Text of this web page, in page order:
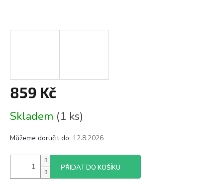
859 Kč
cena:
Skladem (1 ks)
Můžeme doručit do: 12.8.2026
PŘIDAT DO KOŠÍKU